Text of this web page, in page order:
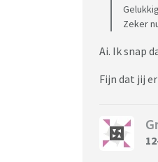
Zeker
Ai. Ik snap
Fijn dat jij